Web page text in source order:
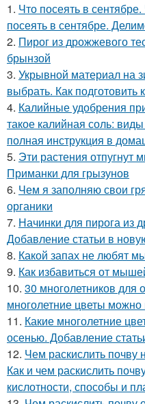
1. Что посеять в
посеять в сентябре.
2. Пирог из дрожжевого
брынзой
3. Укрывной материал на
выбрать. Как подготовить
4. Калийные удобрения
такое калийная соль:
полная инструкция в
5. Эти растения отпугнут
Приманки для грызунов
6. Чем я заполняю свои
органики
7. Начинки для пирога из
Добавление статьи в
8. Какой запах не любят
9. Как избавиться от
10. 30 многолетников для
многолетние цветы
11. Какие многолетние
осенью. Добавление
12. Чем раскислить почву
Как и чем раскислить
кислотности, способы и